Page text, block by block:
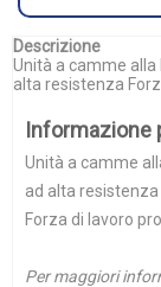
Descrizione
Unità a camme
alta resistenza
Informazione
Unità a camme
ad alta resistenza
Forza di lavoro
Per maggiori